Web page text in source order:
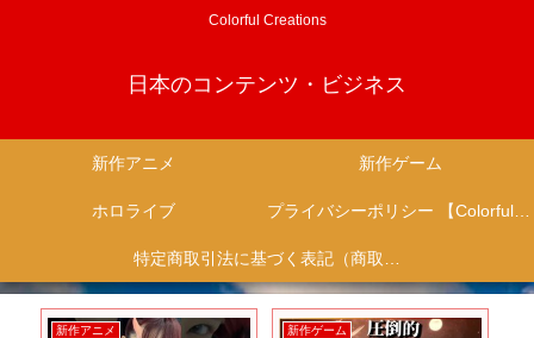
Colorful Creations
日本のコンテンツ・ビジネス
新作アニメ 新作ゲーム
ホロライブ プライバシーポリシー 【Colorful Creation】
特定商取引法に基づく表記（商取引に関する開示）
新作アニメ 新作ゲーム